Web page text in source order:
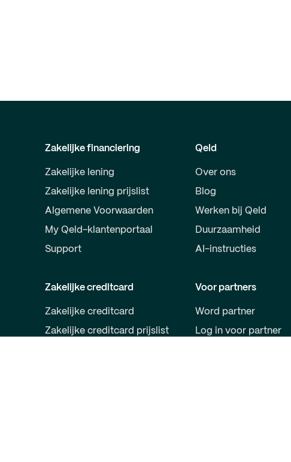
Zakelijke financiering
Zakelijke lening
Zakelijke lening prijslist
Algemene Voorwaarden
My Qeld-klantenportaal
Support
Zakelijke creditcard
Zakelijke creditcard
Zakelijke creditcard prijslist
Qeld
Over ons
Blog
Werken bij Qeld
Duurzaamheid
AI-instructies
Voor partners
Word partner
Log in voor partner